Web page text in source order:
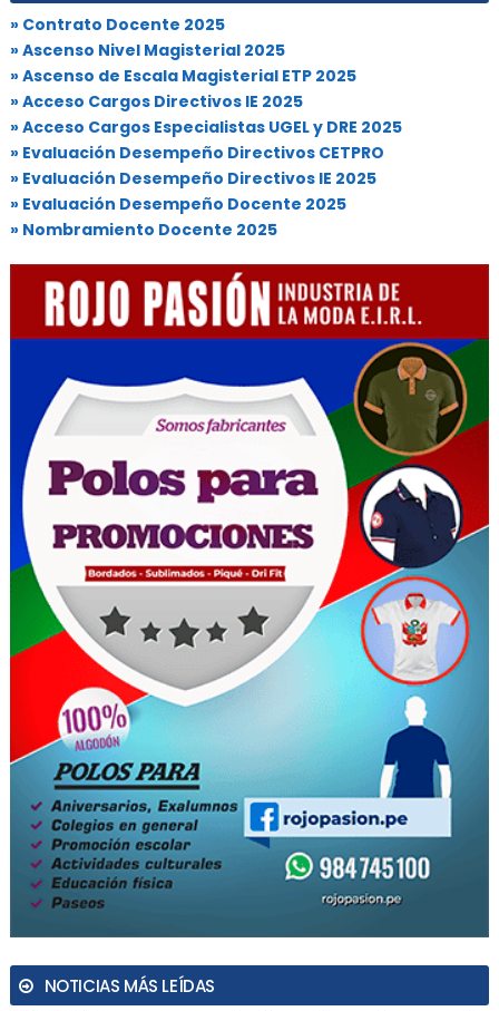
» Contrato Docente 2025
» Ascenso Nivel Magisterial 2025
» Ascenso de Escala Magisterial ETP 2025
» Acceso Cargos Directivos IE 2025
» Acceso Cargos Especialistas UGEL y DRE 2025
» Evaluación Desempeño Directivos CETPRO
» Evaluación Desempeño Directivos IE 2025
» Evaluación Desempeño Docente 2025
» Nombramiento Docente 2025
NOTICIAS MÁS LEÍDAS